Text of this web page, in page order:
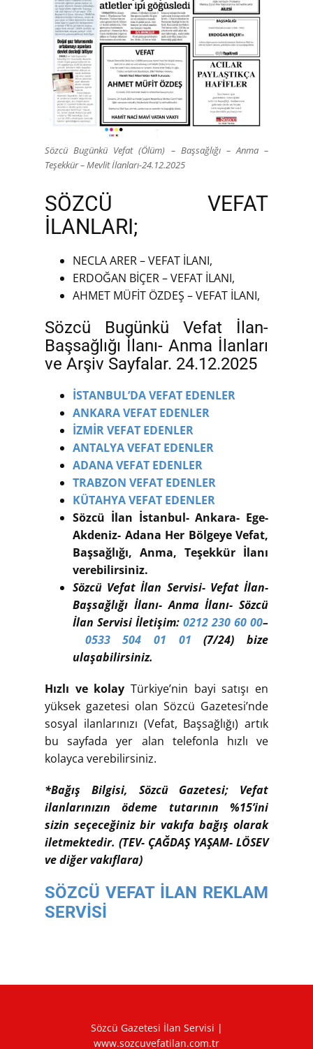
Sözcü Bugünkü Vefat (Ölüm) – Başsağlığı – Anma –
Teşekkür – Mevlit İlanları-24.12.2025
SÖZCÜ VEFAT
İLANLARI;
NECLA ARER – VEFAT İLANI,
ERDOĞAN BİÇER – VEFAT İLANI,
AHMET MÜFİT ÖZDEŞ – VEFAT İLANI,
Sözcü Bugünkü Vefat İlan-
Başsağlığı İlanı- Anma İlanları
ve Arşiv Sayfalar. 24.12.2025
İSTANBUL’DA VEFAT EDENLER
ANKARA VEFAT EDENLER
İZMİR VEFAT EDENLER
ANTALYA VEFAT EDENLER
ADANA VEFAT EDENLER
TRABZON VEFAT EDENLER
KÜTAHYA VEFAT EDENLER
Sözcü İlan İstanbul- Ankara- Ege-
Akdeniz- Adana Her Bölgeye Vefat,
Başsağlığı, Anma, Teşekkür İlanı
verebilirsiniz.
Sözcü Vefat İlan Servisi- Vefat İlan-
Başsağlığı İlanı- Anma İlanı- Sözcü
İlan Servisi İletişim: 0212 230 60 00–
0533 504 01 01 (7/24) bize
ulaşabilirsiniz.
Hızlı ve kolay Türkiye’nin bayi satışı en
yüksek gazetesi olan Sözcü Gazetesi’nde
sosyal ilanlarınızı (Vefat, Başsağlığı) artık
bu sayfada yer alan telefonla hızlı ve
kolayca verebilirsiniz.
*Bağış Bilgisi, Sözcü Gazetesi; Vefat
ilanlarınızın ödeme tutarının %15’ini
sizin seçeceğiniz bir vakıfa bağış olarak
iletmektedir. (TEV- ÇAĞDAŞ YAŞAM- LÖSEV
ve diğer vakıflara)
SÖZCÜ VEFAT İLAN REKLAM
SERVİSİ
Sözcü Gazetesi İlan Servisi |
www.sozcuvefatilan.com.tr